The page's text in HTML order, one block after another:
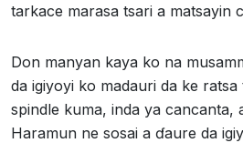
tarkace marasa tsari a matsayin
Don manyan kaya ko na
da igiyoyi ko madauri da ke
spindle kuma, inda ya cancanta,
Haramun ne sosai a ɗaure da